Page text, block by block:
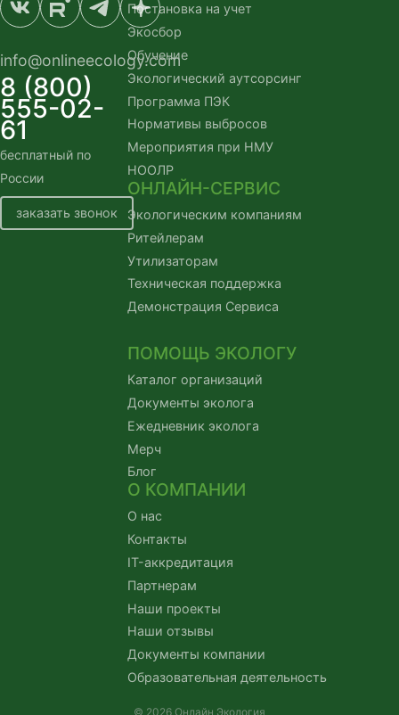
info@onlineecology.com
8 (800)
555-02-
61
бесплатный по
России
заказать звонок
Постановка на учет
Экосбор
Обучение
Экологический аутсорсинг
Программа ПЭК
Нормативы выбросов
Мероприятия при НМУ
НООЛР
ОНЛАЙН-СЕРВИС
Экологическим компаниям
Ритейлерам
Утилизаторам
Техническая поддержка
Демонстрация Сервиса
ПОМОЩЬ ЭКОЛОГУ
Каталог организаций
Документы эколога
Ежедневник эколога
Мерч
Блог
О КОМПАНИИ
О нас
Контакты
IT-аккредитация
Партнерам
Наши проекты
Наши отзывы
Документы компании
Образовательная деятельность
© 2026 Онлайн Экология